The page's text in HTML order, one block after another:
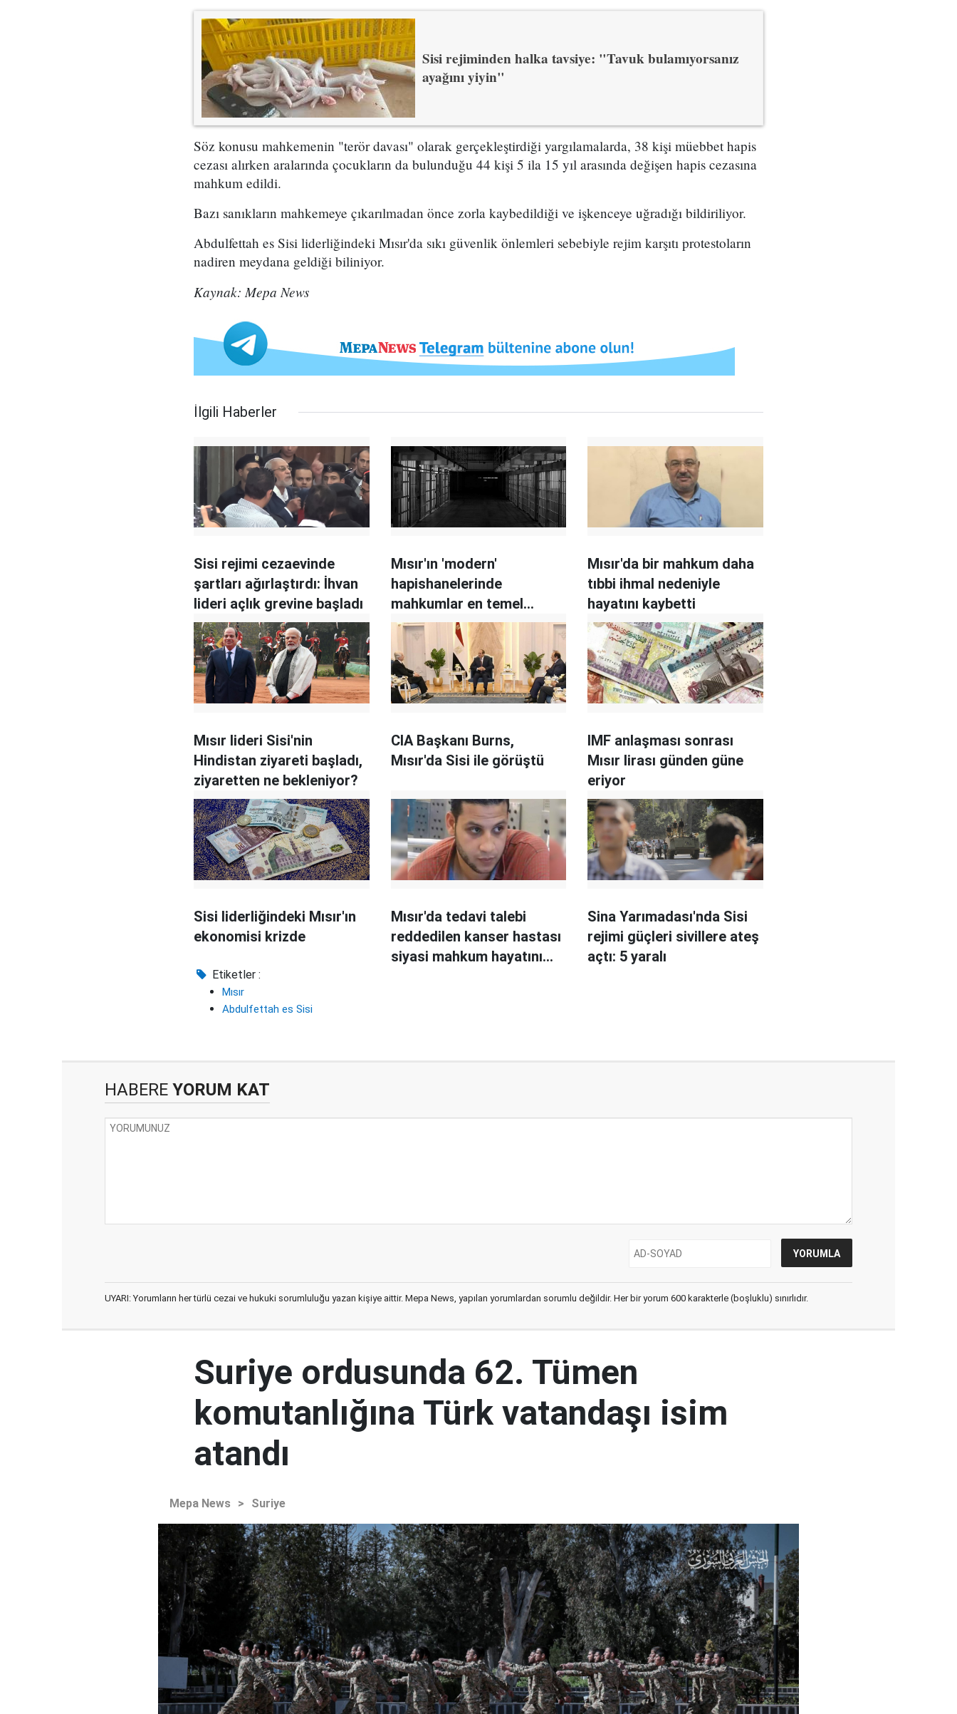
Sisi rejiminden halka tavsiye: "Tavuk bulamıyorsanız
ayağını yiyin"
Söz konusu mahkemenin "terör davası" olarak gerçekleştirdiği yargılamalarda, 38 kişi müebbet hapis
cezası alırken aralarında çocukların da bulunduğu 44 kişi 5 ila 15 yıl arasında değişen hapis cezasına
mahkum edildi.
Bazı sanıkların mahkemeye çıkarılmadan önce zorla kaybedildiği ve işkenceye uğradığı bildiriliyor.
Abdulfettah es Sisi liderliğindeki Mısır'da sıkı güvenlik önlemleri sebebiyle rejim karşıtı protestoların
nadiren meydana geldiği biliniyor.
Kaynak: Mepa News
İlgili Haberler
Sisi rejimi cezaevinde
şartları ağırlaştırdı: İhvan
lideri açlık grevine başladı
Mısır'ın 'modern'
hapishanelerinde
mahkumlar en temel
haklarından mahrum
Mısır'da bir mahkum daha
tıbbi ihmal nedeniyle
hayatını kaybetti
Mısır lideri Sisi'nin
Hindistan ziyareti başladı,
ziyaretten ne bekleniyor?
CIA Başkanı Burns,
Mısır'da Sisi ile görüştü
IMF anlaşması sonrası
Mısır lirası günden güne
eriyor
Sisi liderliğindeki Mısır'ın
ekonomisi krizde
Mısır'da tedavi talebi
reddedilen kanser hastası
siyasi mahkum hayatını
Sina Yarımadası'nda Sisi
rejimi güçleri sivillere ateş
açtı: 5 yaralı
Etiketler :
Mısır
Abdulfettah es Sisi
HABERE YORUM KAT
UYARI: Yorumların her türlü cezai ve hukuki sorumluluğu yazan kişiye aittir. Mepa News, yapılan yorumlardan sorumlu değildir. Her bir yorum 600 karakterle (boşluklu) sınırlıdır.
Suriye ordusunda 62. Tümen
komutanlığına Türk vatandaşı isim
atandı
Mepa News > Suriye